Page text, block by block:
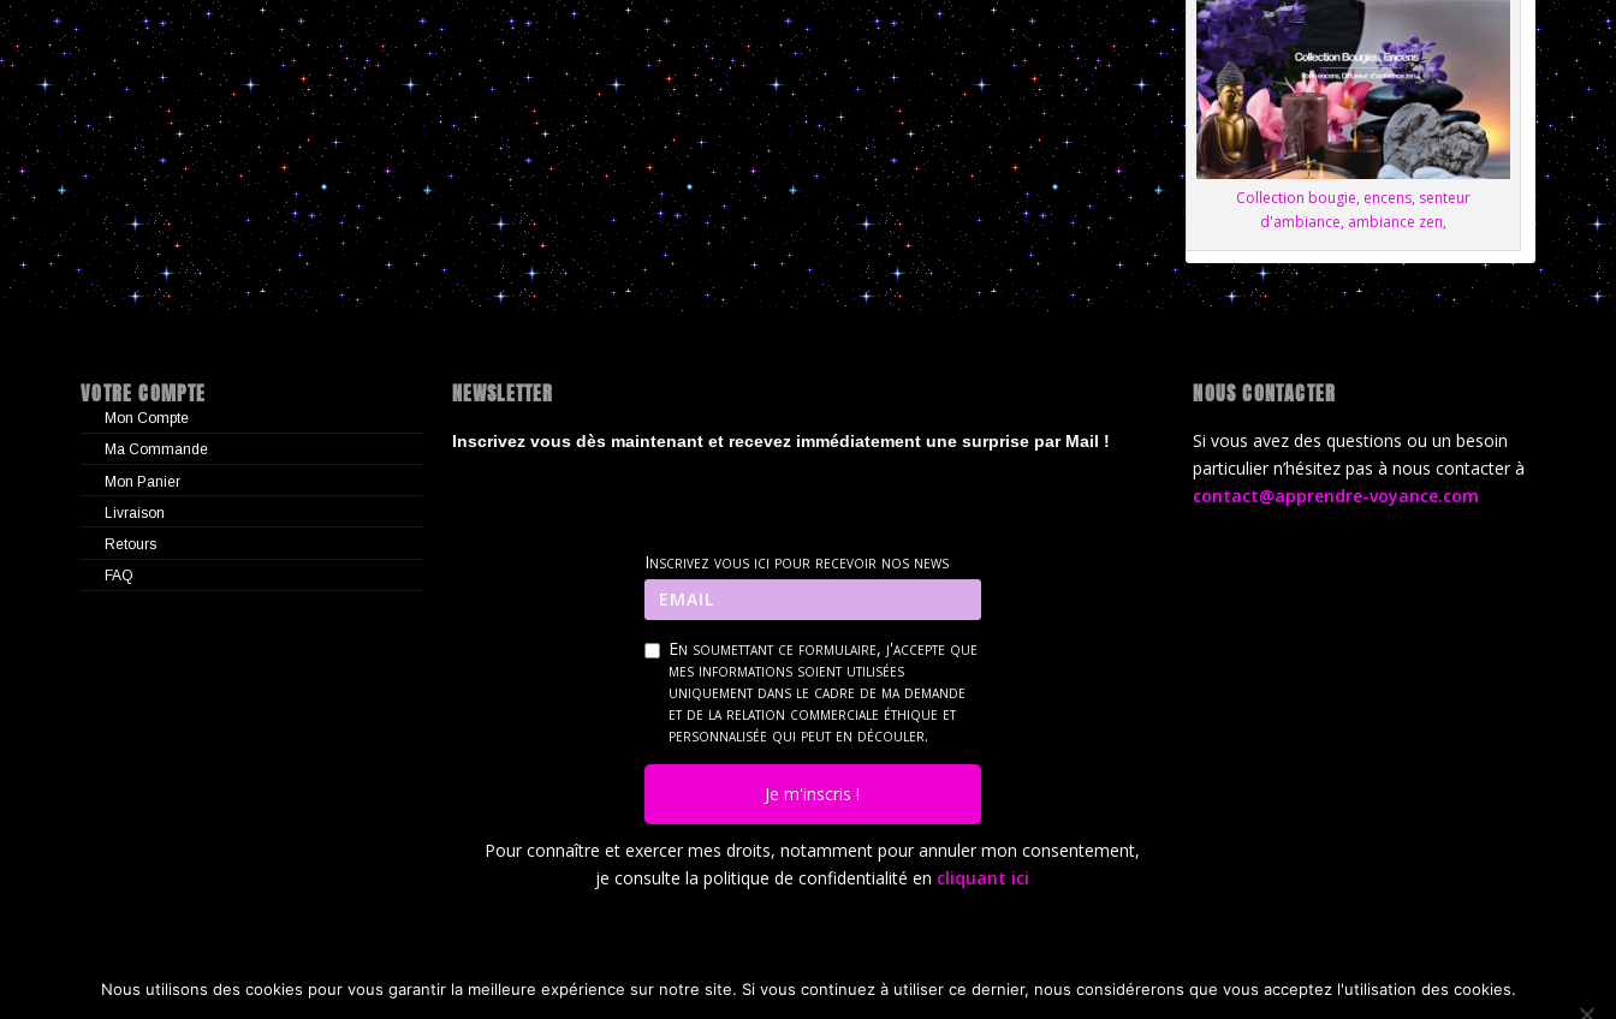
Collection bougie, encens, senteur
d'ambiance, ambiance zen,
VOTRE COMPTE
Mon Compte
Ma Commande
Mon Panier
Livraison
Retours
FAQ
NEWSLETTER
Inscrivez vous dès maintenant et recevez immédiatement une surprise par Mail !
Inscrivez vous ici pour recevoir nos news
En soumettant ce formulaire, j'accepte que
mes informations soient utilisées
uniquement dans le cadre de ma demande
et de la relation commerciale éthique et
personnalisée qui peut en découler.
Je m'inscris !
Pour connaître et exercer mes droits, notamment pour annuler mon consentement,
je consulte la politique de confidentialité en cliquant ici
NOUS CONTACTER
Si vous avez des questions ou un besoin
particulier n’hésitez pas à nous contacter à
contact@apprendre-voyance.com
Nous utilisons des cookies pour vous garantir la meilleure expérience sur notre site. Si vous continuez à utiliser ce dernier, nous considérerons que vous acceptez l'utilisation des cookies.